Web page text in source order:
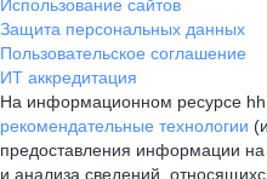
Использование сайтов
Защита персональных данных
Пользовательское соглашение
ИТ аккредитация
На информационном ресурсе
рекомендательные технологии
предоставления информации на
и анализа сведений,